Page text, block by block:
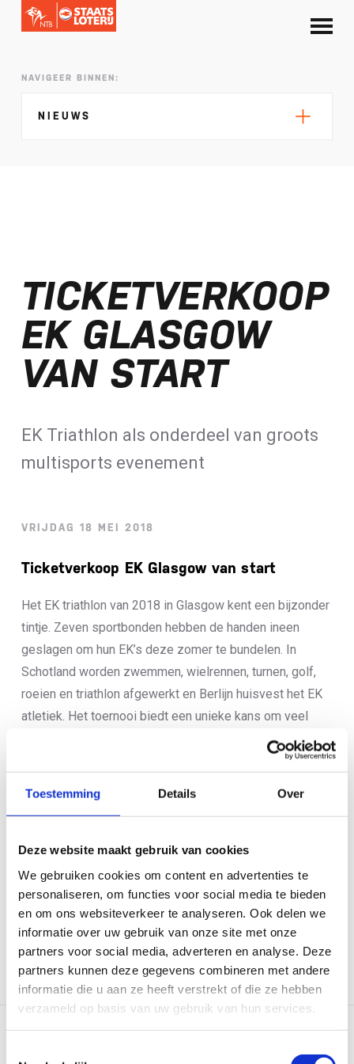
Toestemming Details Over
Deze website maakt gebruik van cookies
We gebruiken cookies om content en advertenties te
personaliseren, om functies voor social media te bieden
en om ons websiteverkeer te analyseren. Ook delen we
informatie over uw gebruik van onze site met onze
partners voor social media, adverteren en analyse. Deze
partners kunnen deze gegevens combineren met andere
informatie die u aan ze heeft verstrekt of die ze hebben
verzameld op basis van uw gebruik van hun services.
NAVIGEER BINNEN:
NIEUWS
Selectie EK lange afstand Almere bekend
Kalenders T50 en T100 World Championship
Tour 2027 bekend
NTB ontvangt bijdrage van Nederlandse
Loterij​
TICKETVERKOOP
EK GLASGOW
VAN START
EK Triathlon als onderdeel van groots
multisports evenement
VRIJDAG 18 MEI 2018
Ticketverkoop EK Glasgow van start
Het EK triathlon van 2018 in Glasgow kent een bijzonder
tintje. Zeven sportbonden hebben de handen ineen
geslagen om hun EK’s deze zomer te bundelen. In
Schotland worden zwemmen, wielrennen, turnen, golf,
roeien en triathlon afgewerkt en Berlijn huisvest het EK
atletiek. Het toernooi biedt een unieke kans om veel
verschillende topsporters in korte tijd in actie te zien in
een niet-Olympisch jaar. Voor het EK triathlon is deze
vriendenprijs die recht geeft op 20% korting. De races
Strathclyde Park.
Tickets kopen kan via de website van de organisatie:
www.glasgow2018.com